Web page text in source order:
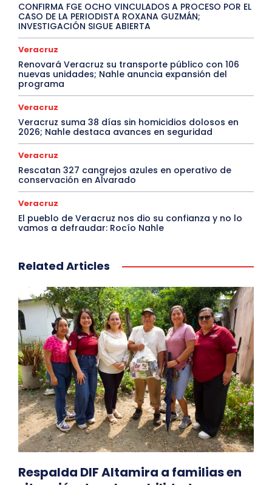
CONFIRMA FGE OCHO VINCULADOS A PROCESO POR EL
CASO DE LA PERIODISTA ROXANA GUZMÁN;
INVESTIGACIÓN SIGUE ABIERTA
Veracruz
Renovará Veracruz su transporte público con 106
nuevas unidades; Nahle anuncia expansión del
programa
Veracruz
Veracruz suma 38 días sin homicidios dolosos en
2026; Nahle destaca avances en seguridad
Veracruz
Rescatan 327 cangrejos azules en operativo de
conservación en Alvarado
Veracruz
El pueblo de Veracruz nos dio su confianza y no lo
vamos a defraudar: Rocío Nahle
Related Articles
Respalda DIF Altamira a familias en